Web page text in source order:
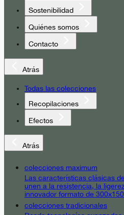
Sostenibilidad
Quiénes somos
Contacto
Atrás
Todas las colecciones
Recopilaciones
Efectos
Atrás
colecciones maximum
Las características clásicas
unen a la resistencia, la
innovador formato de
colecciones tradicionales